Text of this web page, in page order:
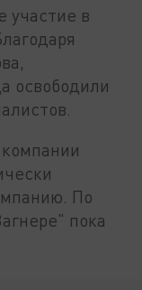
участие в
освободили
По
пока